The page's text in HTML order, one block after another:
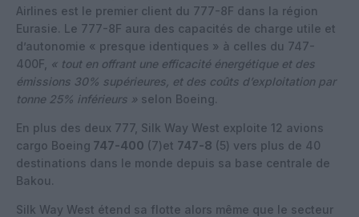
Airlines est le premier client du 777-8F dans la région
Eurasie. Le 777-8F aura des capacités de charge utile et
d’autonomie « presque identiques » à celles du 747-
400F, « tout en offrant une efficacité énergétique et des
émissions 30% supérieures, et des coûts d’exploitation par
tonne 25% inférieurs » selon Boeing.
En plus des deux 777, Silk Way West exploite 12 avions
cargo Boeing 747-400 (7)et 747-8 (5) vers plus de 40
destinations dans le monde depuis sa base centrale de
Bakou.
Silk Way West étend sa flotte alors même que le secteur